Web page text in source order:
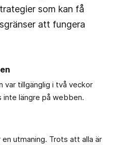
som kan få
att fungera
var tillgänglig i två veckor
inte längre på webben.
utmaning. Trots att alla är